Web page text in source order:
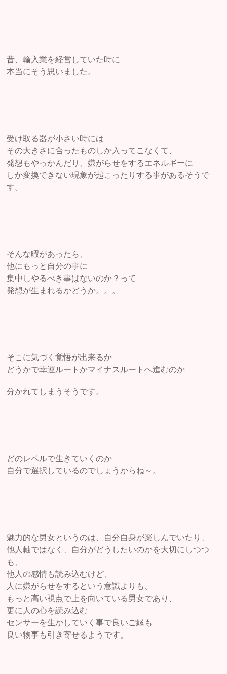
昔、輸入業を経営していた時に
本当にそう思いました。
受け取る器が小さい時には
その大きさに合ったものしか入ってこなくて、
発想もやっかんだり、嫌がらせをするエネルギーに
しか変換できない現象が起こったりする事があるそうで
す。
そんな暇があったら、
他にもっと自分の事に
集中しやるべき事はないのか？って
発想が生まれるかどうか。。。
そこに気づく覚悟が出来るか
どうかで幸運ルートかマイナスルートへ進むのか
分かれてしまうそうです。
どのレベルで生きていくのか
自分で選択しているのでしょうからね～。
魅力的な男女というのは、自分自身が楽しんでいたり、
他人軸ではなく、自分がどうしたいのかを大切にしつつ
も、
他人の感情も読み込むけど、
人に嫌がらせをするという意識よりも、
もっと高い視点で上を向いている男女であり、
更に人の心を読み込む
センサーを生かしていく事で良いご縁も
良い物事も引き寄せるようです。